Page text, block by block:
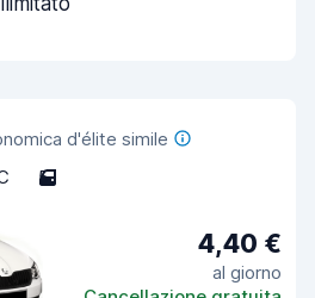
d'élite simile
5
4,40 €
al giorno